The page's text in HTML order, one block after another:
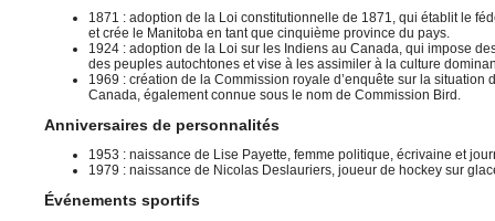
1871 : adoption de la Loi constitutionnelle de 1871, qui établit le
et crée le Manitoba en tant que cinquième province du pays.
1924 : adoption de la Loi sur les Indiens au Canada, qui impose
des peuples autochtones et vise à les assimiler à la culture
1969 : création de la Commission royale d’enquête sur la situation
Canada, également connue sous le nom de Commission Bird.
Anniversaires de personnalités
1953 : naissance de Lise Payette, femme politique, écrivaine et
1979 : naissance de Nicolas Deslauriers, joueur de hockey sur
Événements sportifs